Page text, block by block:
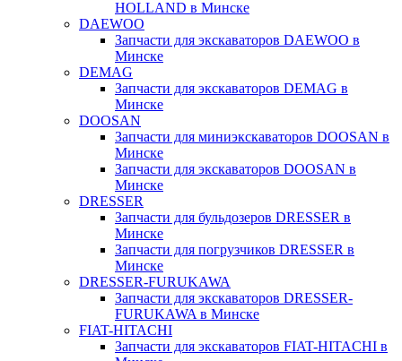
HOLLAND в Минске
DAEWOO
Запчасти для экскаваторов DAEWOO в
Минске
DEMAG
Запчасти для экскаваторов DEMAG в
Минске
DOOSAN
Запчасти для миниэкскаваторов DOOSAN в
Минске
Запчасти для экскаваторов DOOSAN в
Минске
DRESSER
Запчасти для бульдозеров DRESSER в
Минске
Запчасти для погрузчиков DRESSER в
Минске
DRESSER-FURUKAWA
Запчасти для экскаваторов DRESSER-
FURUKAWA в Минске
FIAT-HITACHI
Запчасти для экскаваторов FIAT-HITACHI в